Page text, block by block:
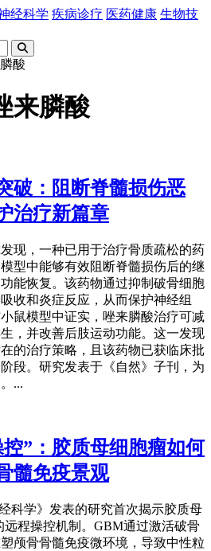
经科学 疾病诊疗 医药健康 生物技
酸
来膦酸
破：阻断脊髓损伤恶
治疗新篇章
现，一种已用于治疗骨质疏松的药
型中能够有效阻断脊髓损伤后的继
能恢复。该药物通过抑制破骨细胞
收和炎症反应，从而保护神经组
鼠模型中证实，唑来膦酸治疗可减
，并改善后肢运动功能。这一发现
的治疗策略，且该药物已获临床批
段。研究发表于《自然》子刊，为
...
”：胶质母细胞瘤如何
髓免疫景观
科学》发表的研究首次揭示胶质母
程操控机制。GBM通过激活破骨
颅骨骨髓免疫微环境，导致中性粒